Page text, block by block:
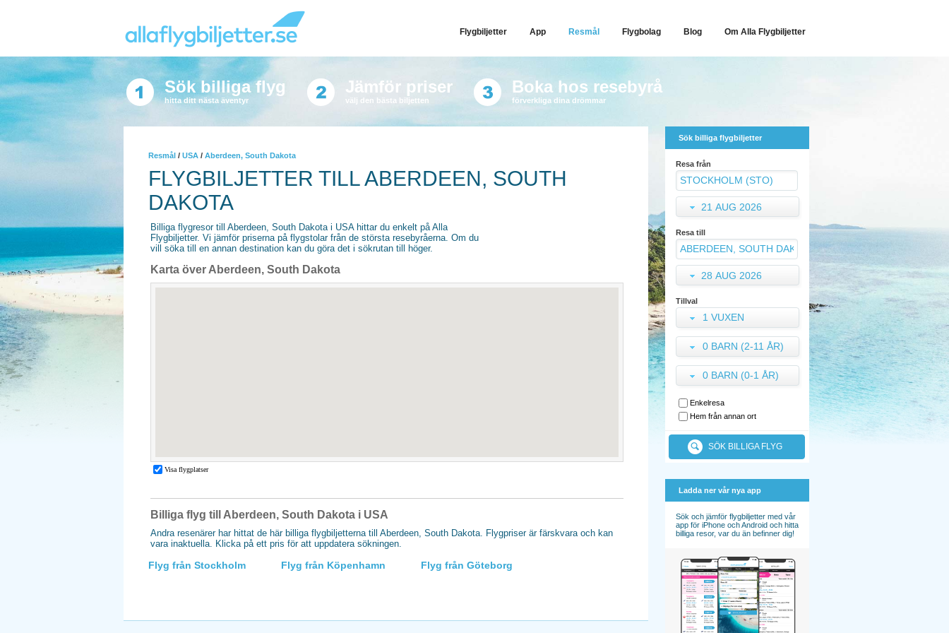
Flygbiljetter App Resmål Flygbolag Blog Om Alla Flygbiljetter
Sök billiga flyg
hitta ditt nästa äventyr
Jämför priser
välj den bästa biljetten
Boka hos resebyrå
förverkliga dina drömmar
Resmål / USA / Aberdeen, South Dakota
FLYGBILJETTER TILL ABERDEEN, SOUTH
DAKOTA
Billiga flygresor till Aberdeen, South Dakota i USA hittar du enkelt på Alla
Flygbiljetter. Vi jämför priserna på flygstolar från de största resebyråerna. Om du
vill söka till en annan destination kan du göra det i sökrutan till höger.
Karta över Aberdeen, South Dakota
Billiga flyg till Aberdeen, South Dakota i USA
Andra resenärer har hittat de här billiga flygbiljetterna till Aberdeen, South Dakota. Flygpriser är färskvara och kan
vara inaktuella. Klicka på ett pris för att uppdatera sökningen.
Flyg från Stockholm Flyg från Köpenhamn Flyg från Göteborg
Sök billiga flygbiljetter
Resa från
21 AUG 2026
Resa till
28 AUG 2026
Tillval
1 VUXEN
0 BARN (2-11 ÅR)
0 BARN (0-1 ÅR)
Enkelresa
Hem från annan ort
SÖK BILLIGA FLYG
Ladda ner vår nya app
Sök och jämför flygbiljetter med vår
app för iPhone och Android och hitta
billiga resor, var du än befinner dig!